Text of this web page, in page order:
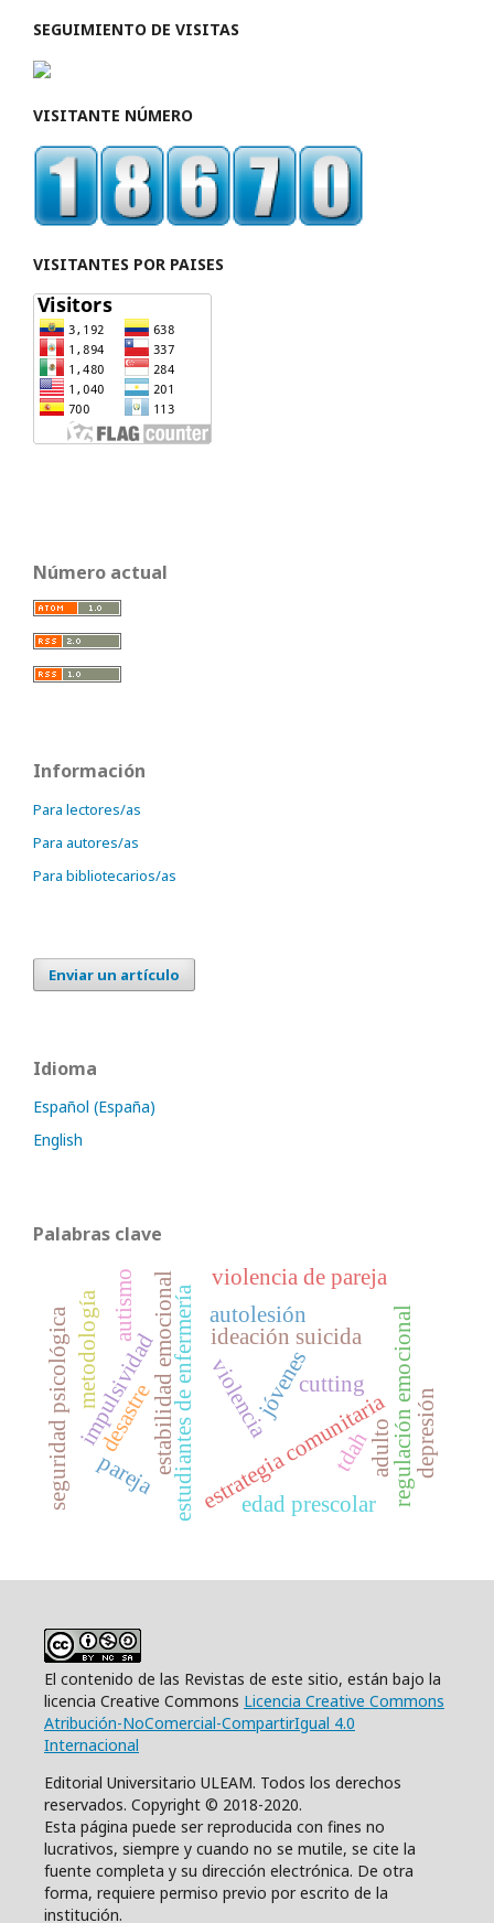
SEGUIMIENTO DE VISITAS
VISITANTE NÚMERO
VISITANTES POR PAISES
Número actual
Información
Para lectores/as
Para autores/as
Para bibliotecarios/as
Enviar un artículo
Idioma
Español (España)
English
Palabras clave
violencia
estudiantes de enfermería estrategia comunitaria
ideación suicida
jóvenes
estabilidad emocional autolesión
cutting regulación emocional
impulsividad
tdah depresión
violencia de pareja
autismo
edad prescolar
adulto
metodología
pareja
seguridad psicológica desastre
El contenido de las Revistas de este sitio, están bajo la
licencia Creative Commons Licencia Creative Commons
Atribución-NoComercial-CompartirIgual 4.0
Internacional
Editorial Universitario ULEAM. Todos los derechos
reservados. Copyright © 2018-2020.
Esta página puede ser reproducida con fines no
lucrativos, siempre y cuando no se mutile, se cite la
fuente completa y su dirección electrónica. De otra
forma, requiere permiso previo por escrito de la
institución.